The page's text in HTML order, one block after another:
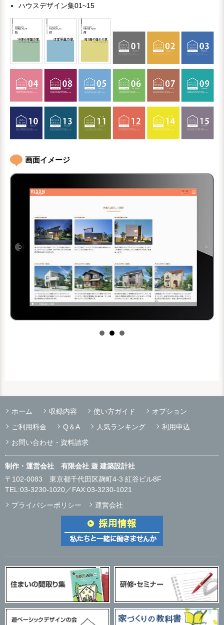
ハウスデザイン集01~15
画面イメージ
ホーム 収録内容 使い方ガイド
オプション
ご利用料金
Q＆A 人気ランキング
利用申込
お問い合わせ・資料請求
制作・運営会社 有限会社 遊 建築設計社
〒102-0083 東京都千代田区麹町4-3 紅谷ビル8F
TEL:03-3230-1020／FAX:03-3230-1021
プライバシーポリシー
運営会社